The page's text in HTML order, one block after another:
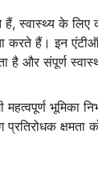
हैं, स्वास्थ्य के
करते हैं। इन
है और संपूर्ण
भूमिका
क्षमता